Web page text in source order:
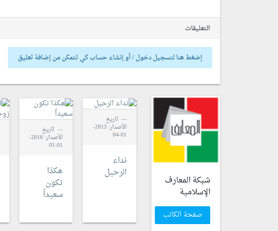
التعليقات
إضغط هنا لتسجيل دخول / أو إنشاء حساب كي تتمكن من إضافة تعليق
شبكة المعارف
الإسلامية
صفحة الكاتب
تاريخ
الأصدار: 2013-
01-04
نداء
الرحيل
تاريخ
الأصدار: 2016-
01-01
هكذا
تكون
سعيداً